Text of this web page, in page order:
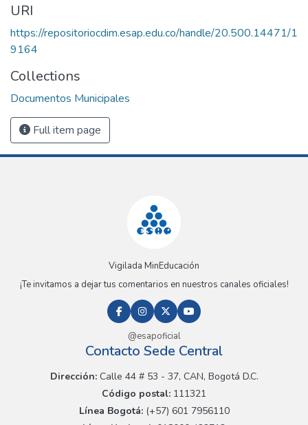
URI
https://repositoriocdim.esap.edu.co/handle/20.500.14471/1
9164
Collections
Documentos Municipales
Full item page
Vigilada MinEducación
¡Te invitamos a dejar tus comentarios en nuestros canales oficiales!
@esapoficial
Contacto Sede Central
Dirección:Calle 44 # 53 - 37, CAN, Bogotá D.C.
Código postal: 111321
Línea Bogotá:(+57) 601 7956110